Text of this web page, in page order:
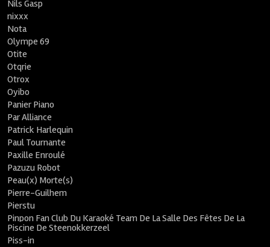
Nils Gasp
nixxx
Nota
Olympe 69
Otite
Otqrie
Otrox
Oyibo
Panier Piano
Par Alliance
Patrick Harlequin
Paul Tournante
Paxille Enroulé
Pazuzu Robot
Peau(x) Morte(s)
Pierre-Guilhem
Pierstu
Pinpon Fan Club Du Karaoké Team De La Salle Des Fêtes De La
Piscine De Steenokkerzeel
Piss-in